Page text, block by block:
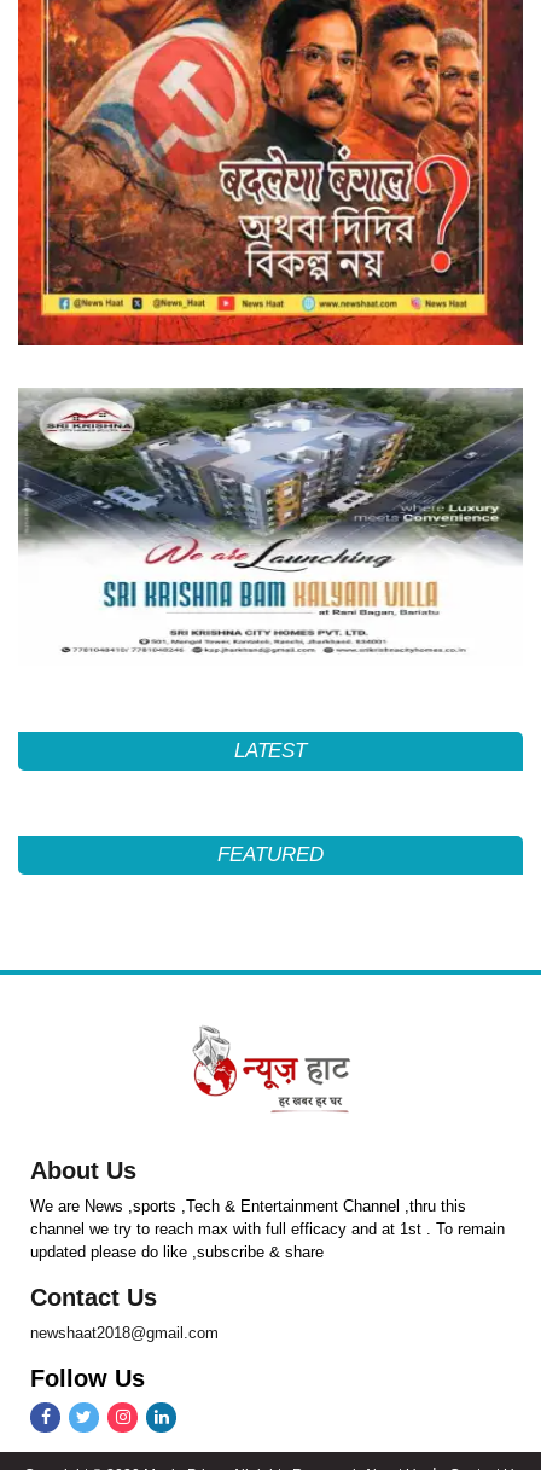
LATEST
FEATURED
About Us
We are News ,sports ,Tech & Entertainment Channel ,thru this
channel we try to reach max with full efficacy and at 1st . To remain
updated please do like ,subscribe & share
Contact Us
newshaat2018@gmail.com
Follow Us